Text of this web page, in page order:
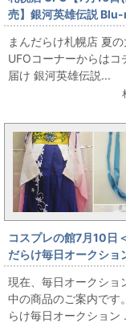
売】銀河英雄伝説
スタンダードエディシ
巻セット
まんだらけ札幌店 夏
UFOコーナーからはコ
届け 銀河英雄伝説...
コスプレの館7月10日
だらけ毎日オークショ
報です
現在、毎日オークショ
中の商品のご案内です
らけ毎日オークション